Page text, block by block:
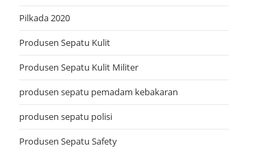
Pilkada 2020
Produsen Sepatu Kulit
Produsen Sepatu Kulit Militer
produsen sepatu pemadam kebakaran
produsen sepatu polisi
Produsen Sepatu Safety